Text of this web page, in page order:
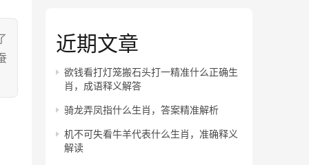
近期文章
欲钱看打灯笼搬石头打一精准什么正确生
肖，成语释义解答
骑龙弄凤指什么生肖，答案精准解析
机不可失看牛羊代表什么生肖，准确释义
解读